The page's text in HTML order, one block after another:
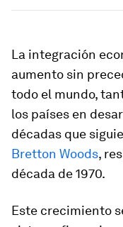
La integración
aumento sin
todo el mundo,
los países en
décadas que
Bretton Woods,
década de 1970.
Este crecimiento